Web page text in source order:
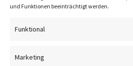
und Funktionen beeinträchtigt werden.
Funktional
Marketing